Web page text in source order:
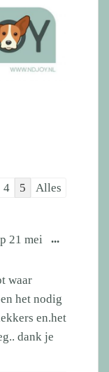
4 5
Alles
21 mei
waar
het nodig
en.het
dank je
...Wissel